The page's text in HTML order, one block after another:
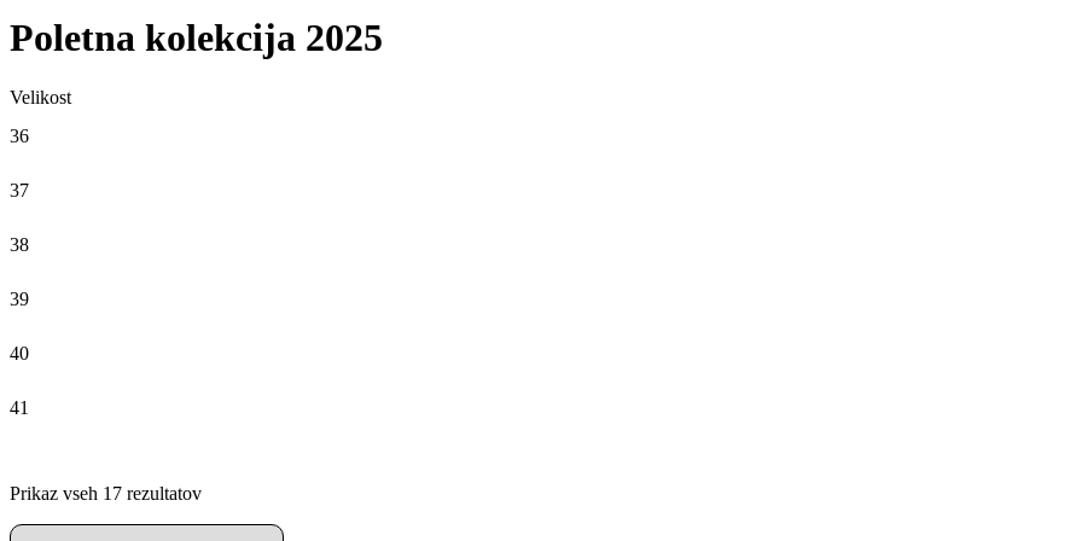
Poletna kolekcija 2025
Velikost
36
37
38
39
40
41
Prikaz vseh 17 rezultatov